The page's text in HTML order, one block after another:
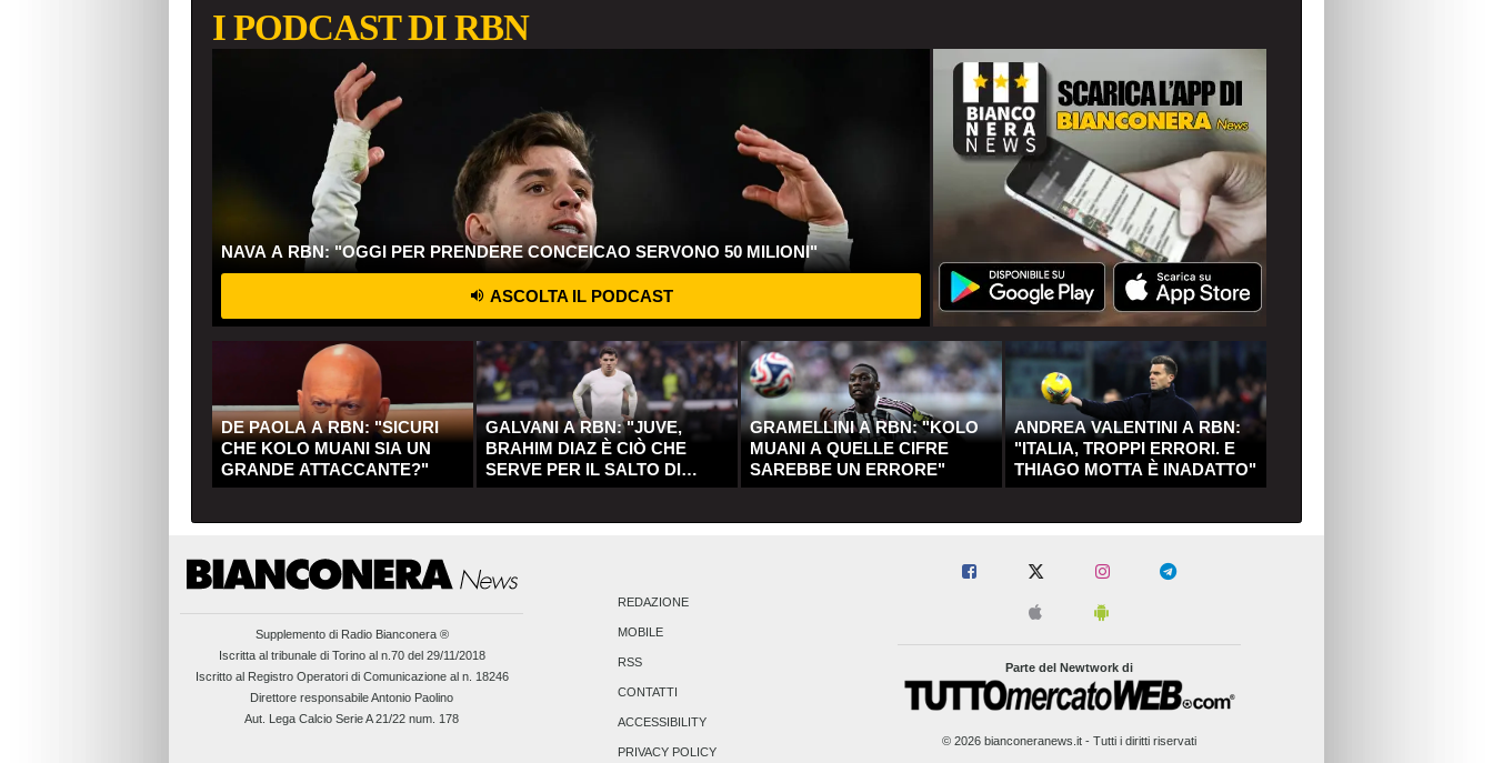
I PODCAST DI RBN
NAVA A RBN: "OGGI PER PRENDERE CONCEICAO SERVONO 50 MILIONI"
ASCOLTA IL PODCAST
DE PAOLA A RBN: "SICURI
CHE KOLO MUANI SIA UN
GRANDE ATTACCANTE?"
GALVANI A RBN: "JUVE,
BRAHIM DIAZ È CIÒ CHE
SERVE PER IL SALTO DI
QUALITÀ"
GRAMELLINI A RBN: "KOLO
MUANI A QUELLE CIFRE
SAREBBE UN ERRORE"
ANDREA VALENTINI A RBN:
"ITALIA, TROPPI ERRORI. E
THIAGO MOTTA È INADATTO"
Supplemento di Radio Bianconera ®
Iscritta al tribunale di Torino al n.70 del 29/11/2018
Iscritto al Registro Operatori di Comunicazione al n. 18246
Direttore responsabile Antonio Paolino
Aut. Lega Calcio Serie A 21/22 num. 178
REDAZIONE
MOBILE
RSS
CONTATTI
ACCESSIBILITY
PRIVACY POLICY
Parte del Newtwork di
© 2026 bianconeranews.it - Tutti i diritti riservati